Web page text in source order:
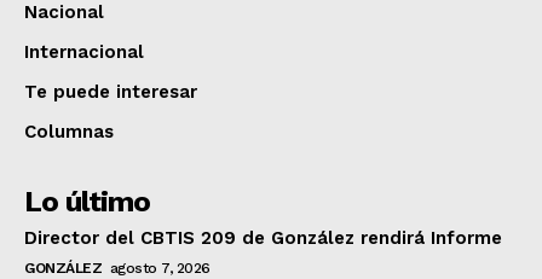
Nacional
Internacional
Te puede interesar
Columnas
Lo último
Director del CBTIS 209 de González rendirá Informe
GONZÁLEZ agosto 7, 2026